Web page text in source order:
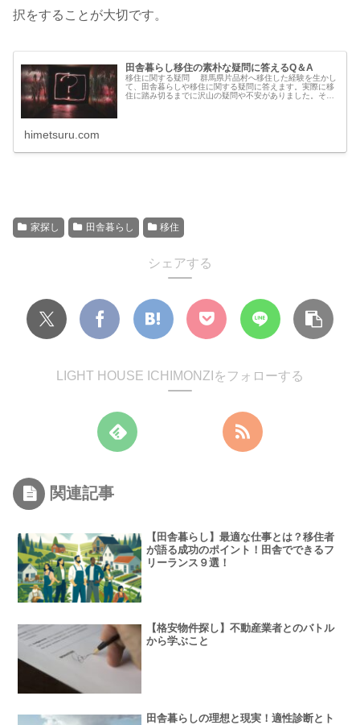
択をすることが大切です。
田舎暮らし移住の素朴な疑問に答えるQ＆A
移住に関する疑問 群馬県片品村へ移住した経験を生かし
て、田舎暮らしや移住に関する疑問に答えます。実際に移
住に踏み切るまでに沢山の疑問や不安がありました。それ
himetsuru.com
家探し 田舎暮らし 移住
シェアする
LIGHT HOUSE ICHIMONZIをフォローする
関連記事
【田舎暮らし】最適な仕事とは？移住者
が語る成功のポイント！田舎でできるフ
リーランス９選！
【格安物件探し】不動産業者とのバトル
から学ぶこと
田舎暮らしの理想と現実！適性診断とト